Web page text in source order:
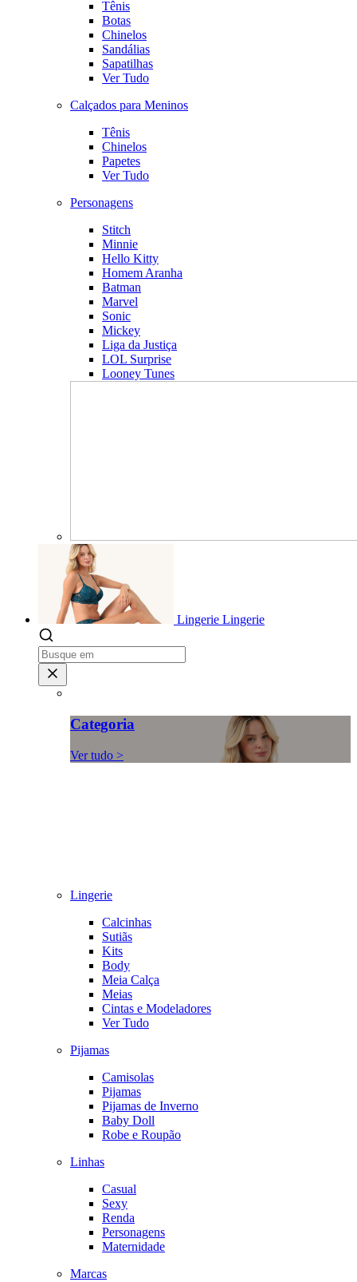
Tênis
Botas
Chinelos
Sandálias
Sapatilhas
Ver Tudo
Calçados para Meninos
Tênis
Chinelos
Papetes
Ver Tudo
Personagens
Stitch
Minnie
Hello Kitty
Homem Aranha
Batman
Marvel
Sonic
Mickey
Liga da Justiça
LOL Surprise
Looney Tunes
Lingerie Lingerie
Categoria
Ver tudo >
Lingerie
Calcinhas
Sutiãs
Kits
Body
Meia Calça
Meias
Cintas e Modeladores
Ver Tudo
Pijamas
Camisolas
Pijamas
Pijamas de Inverno
Baby Doll
Robe e Roupão
Linhas
Casual
Sexy
Renda
Personagens
Maternidade
Marcas